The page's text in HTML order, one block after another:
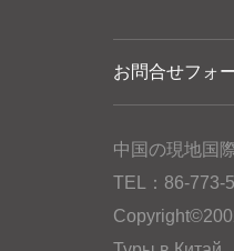
お問合せフォ
中国の現地国
TEL：86-773-